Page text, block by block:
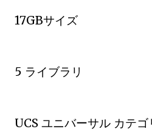
17GBサイズ
5 ライブラリ
UCS ユニバーサル カテ